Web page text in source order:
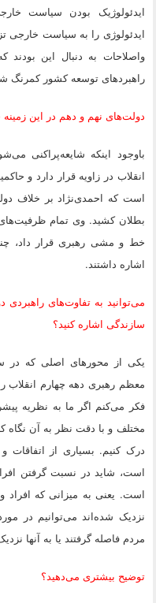
ایدئولوژیک بودن سیاست
ایدئولوژی را به سیاست خارجی
واصلاحات به دنبال این
راهبردهای توسعه کشور کمرنگ
دولت‌های نهم و دهم در این
باوجود اینکه شایعه‌پراکنی
انقلاب در زاویه قرار دارد و
است که احمدی‌نژاد بر خلاف
بطلان کشید. وی تمام
خط و مشی رهبری قرار داد،
اشاره داشتند.
می‌توانید به تفاوت‌های
سازندگی اشاره کنید؟
یکی از محورهای اصلی که در
معظم رهبری دهه چهارم انقلاب
فکر می‌کنم اگر ما به نظریه
مختلف و با دقت نظر به آن نگاه
است، شاید در نسبت گرفتن
است. یعنی به میزانی که افراد و
نزدیک شده‌اند می‌توانیم در
مردم فاصله گرفتند یا به آنها
توضیح بیشتری می‌دهید؟